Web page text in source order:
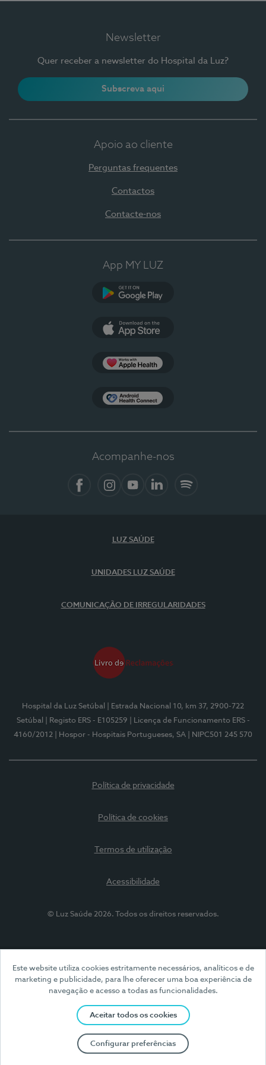
Este website utiliza cookies estritamente necessários, analíticos e de
marketing e publicidade, para lhe oferecer uma boa experiência de
navegação e acesso a todas as funcionalidades.
Aceitar todos os cookies
Configurar preferências
Newsletter
Quer receber a newsletter do Hospital da Luz?
Subscreva aqui
Apoio ao cliente
Perguntas frequentes
Contactos
Contacte-nos
App MY LUZ
Acompanhe-nos
LUZ SAÚDE
UNIDADES LUZ SAÚDE
COMUNICAÇÃO DE IRREGULARIDADES
Hospital da Luz Setúbal
| Estrada Nacional 10, km 37, 2900-722
Setúbal
| Registo ERS - E105259
| Licença de Funcionamento ERS -
4160/2012
| Hospor - Hospitais Portugueses, SA | NIPC501 245 570
Política de privacidade
Política de cookies
Termos de utilização
Acessibilidade
© Luz Saúde 2026. Todos os direitos reservados.